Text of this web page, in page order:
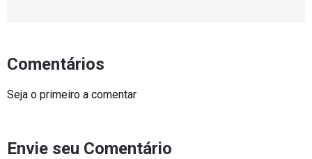
Comentários
Seja o primeiro a comentar
Envie seu Comentário